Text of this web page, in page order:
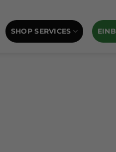
SHOP SERVICES